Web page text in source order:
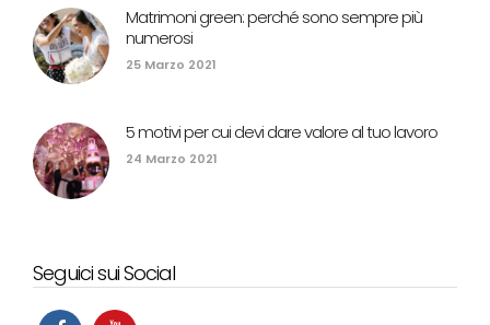
Matrimoni green: perché sono sempre più
numerosi
25 Marzo 2021
5 motivi per cui devi dare valore al tuo lavoro
24 Marzo 2021
Seguici sui Social